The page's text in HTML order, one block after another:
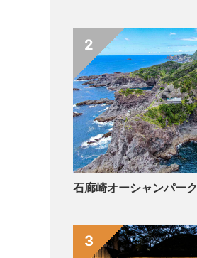
石廊崎オーシャンパーク
2
3